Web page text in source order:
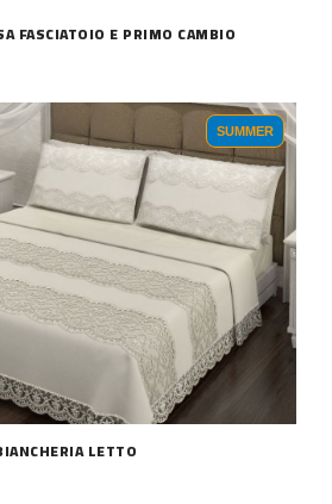
FASCIATOIO E PRIMO CAMBIO
SUMMER
LETTO